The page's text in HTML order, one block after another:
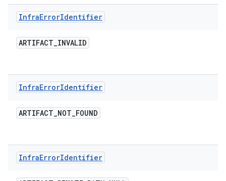
InfraErrorIdentifier
ARTIFACT_INVALID
InfraErrorIdentifier
ARTIFACT_NOT_FOUND
InfraErrorIdentifier